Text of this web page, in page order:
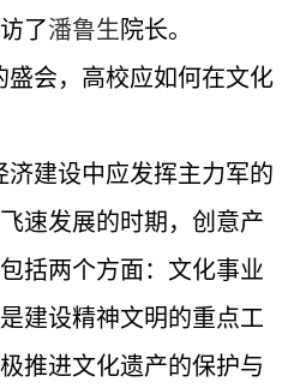
了潘鲁生 院长。
会，高校应如何在文化
建设中应发挥主力军的
速发展的时期，创意产
括两个方面：文化事业
建设精神文明的重点工
推进文化遗产的保护与